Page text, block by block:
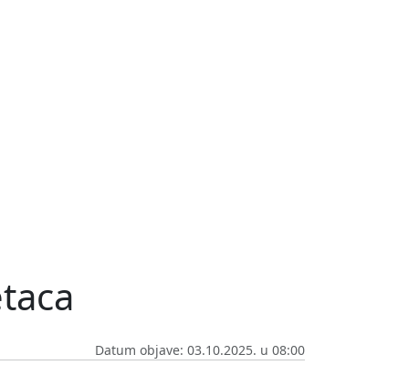
Datum objave: 03.10.2025. u 08:00